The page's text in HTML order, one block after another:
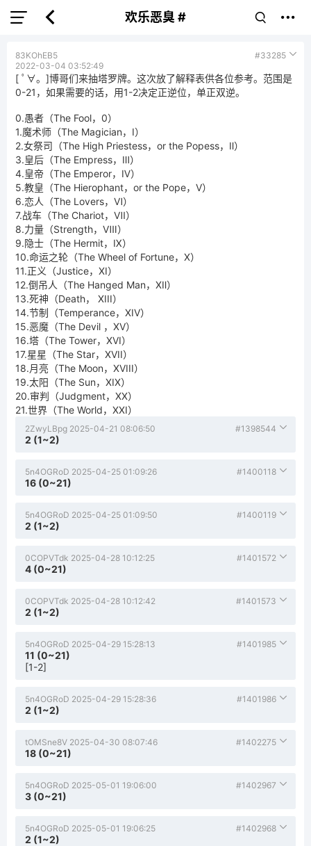
欢乐恶臭 #
83KOhEB5
#33285
2022-03-04 03:52:49
[ ﾟ∀。]博哥们来抽塔罗牌。这次放了解释表供各位参考。范围是
0-21，如果需要的话，用1-2决定正逆位，单正双逆。
0.愚者（The Fool，0）
1.魔术师（The Magician，I）
2.女祭司（The High Priestess，or the Popess，Ⅱ）
3.皇后（The Empress，Ⅲ）
4.皇帝（The Emperor，Ⅳ）
5.教皇（The Hierophant，or the Pope，V）
6.恋人（The Lovers，Ⅵ）
7.战车（The Chariot，Ⅶ）
8.力量（Strength，Ⅷ）
9.隐士（The Hermit，Ⅸ）
10.命运之轮（The Wheel of Fortune，X）
11.正义（Justice，Ⅺ）
12.倒吊人（The Hanged Man，Ⅻ）
13.死神（Death， XIII）
14.节制（Temperance，XIV）
15.恶魔（The Devil ，XV）
16.塔（The Tower，XVI）
17.星星（The Star，XVII）
18.月亮（The Moon，XVIII）
19.太阳（The Sun，XIX）
20.审判（Judgment，XX）
21.世界（The World，XXI）
2ZwyLBpg 2025-04-21 08:06:50 #1398544
2 (1~2)
5n4OGRoD 2025-04-25 01:09:26 #1400118
16 (0~21)
5n4OGRoD 2025-04-25 01:09:50 #1400119
2 (1~2)
0COPVTdk 2025-04-28 10:12:25 #1401572
4 (0~21)
0COPVTdk 2025-04-28 10:12:42 #1401573
2 (1~2)
5n4OGRoD 2025-04-29 15:28:13 #1401985
11 (0~21)
[1-2]
5n4OGRoD 2025-04-29 15:28:36 #1401986
2 (1~2)
tOMSne8V 2025-04-30 08:07:46 #1402275
18 (0~21)
5n4OGRoD 2025-05-01 19:06:00 #1402967
3 (0~21)
5n4OGRoD 2025-05-01 19:06:25 #1402968
2 (1~2)